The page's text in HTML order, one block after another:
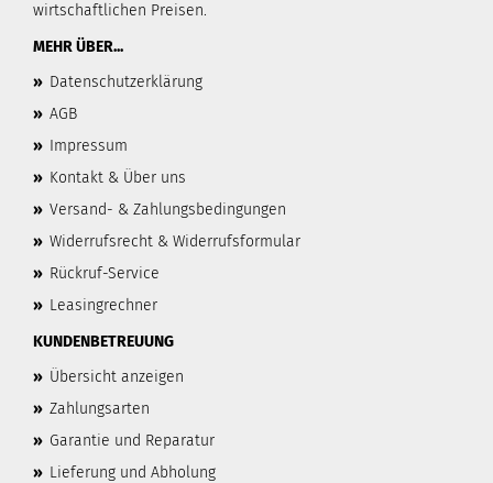
wirtschaftlichen Preisen.
MEHR ÜBER...
» Datenschutzerklärung
» AGB
» Impressum
» Kontakt & Über uns
» Versand- & Zahlungsbedingungen
» Widerrufsrecht & Widerrufsformular
» Rückruf-Service
» Leasingrechner
KUNDENBETREUUNG
» Übersicht anzeigen
» Zahlungsarten
» Garantie und Reparatur
» Lieferung und Abholung